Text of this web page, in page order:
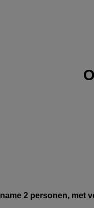
2 personen, met